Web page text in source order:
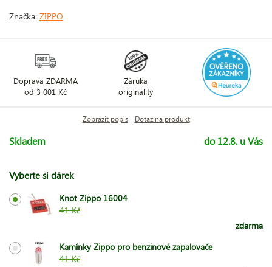
Značka: ZIPPO
Doprava ZDARMA
od 3 001 Kč
Záruka
originality
Zobrazit popis Dotaz na produkt
Skladem do 12.8. u Vás
Vyberte si dárek
Knot Zippo 16004
41 Kč
zdarma
Kamínky Zippo pro benzinové zapalovače
41 Kč